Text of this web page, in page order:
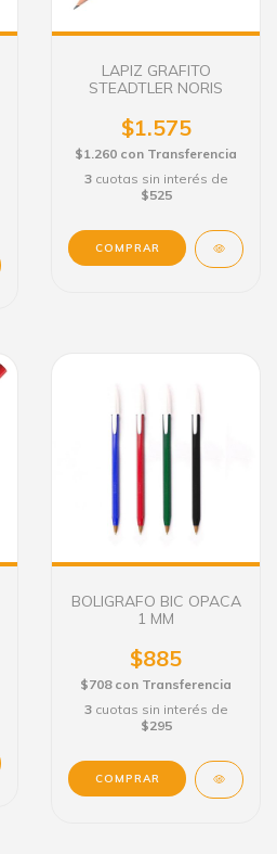
LAPIZ GRAFITO
STEADTLER NORIS
$1.575
$1.260 con Transferencia
3 cuotas sin interés de
$525
COMPRAR
BOLIGRAFO BIC OPACA
1 MM
$885
$708 con Transferencia
3 cuotas sin interés de
$295
COMPRAR